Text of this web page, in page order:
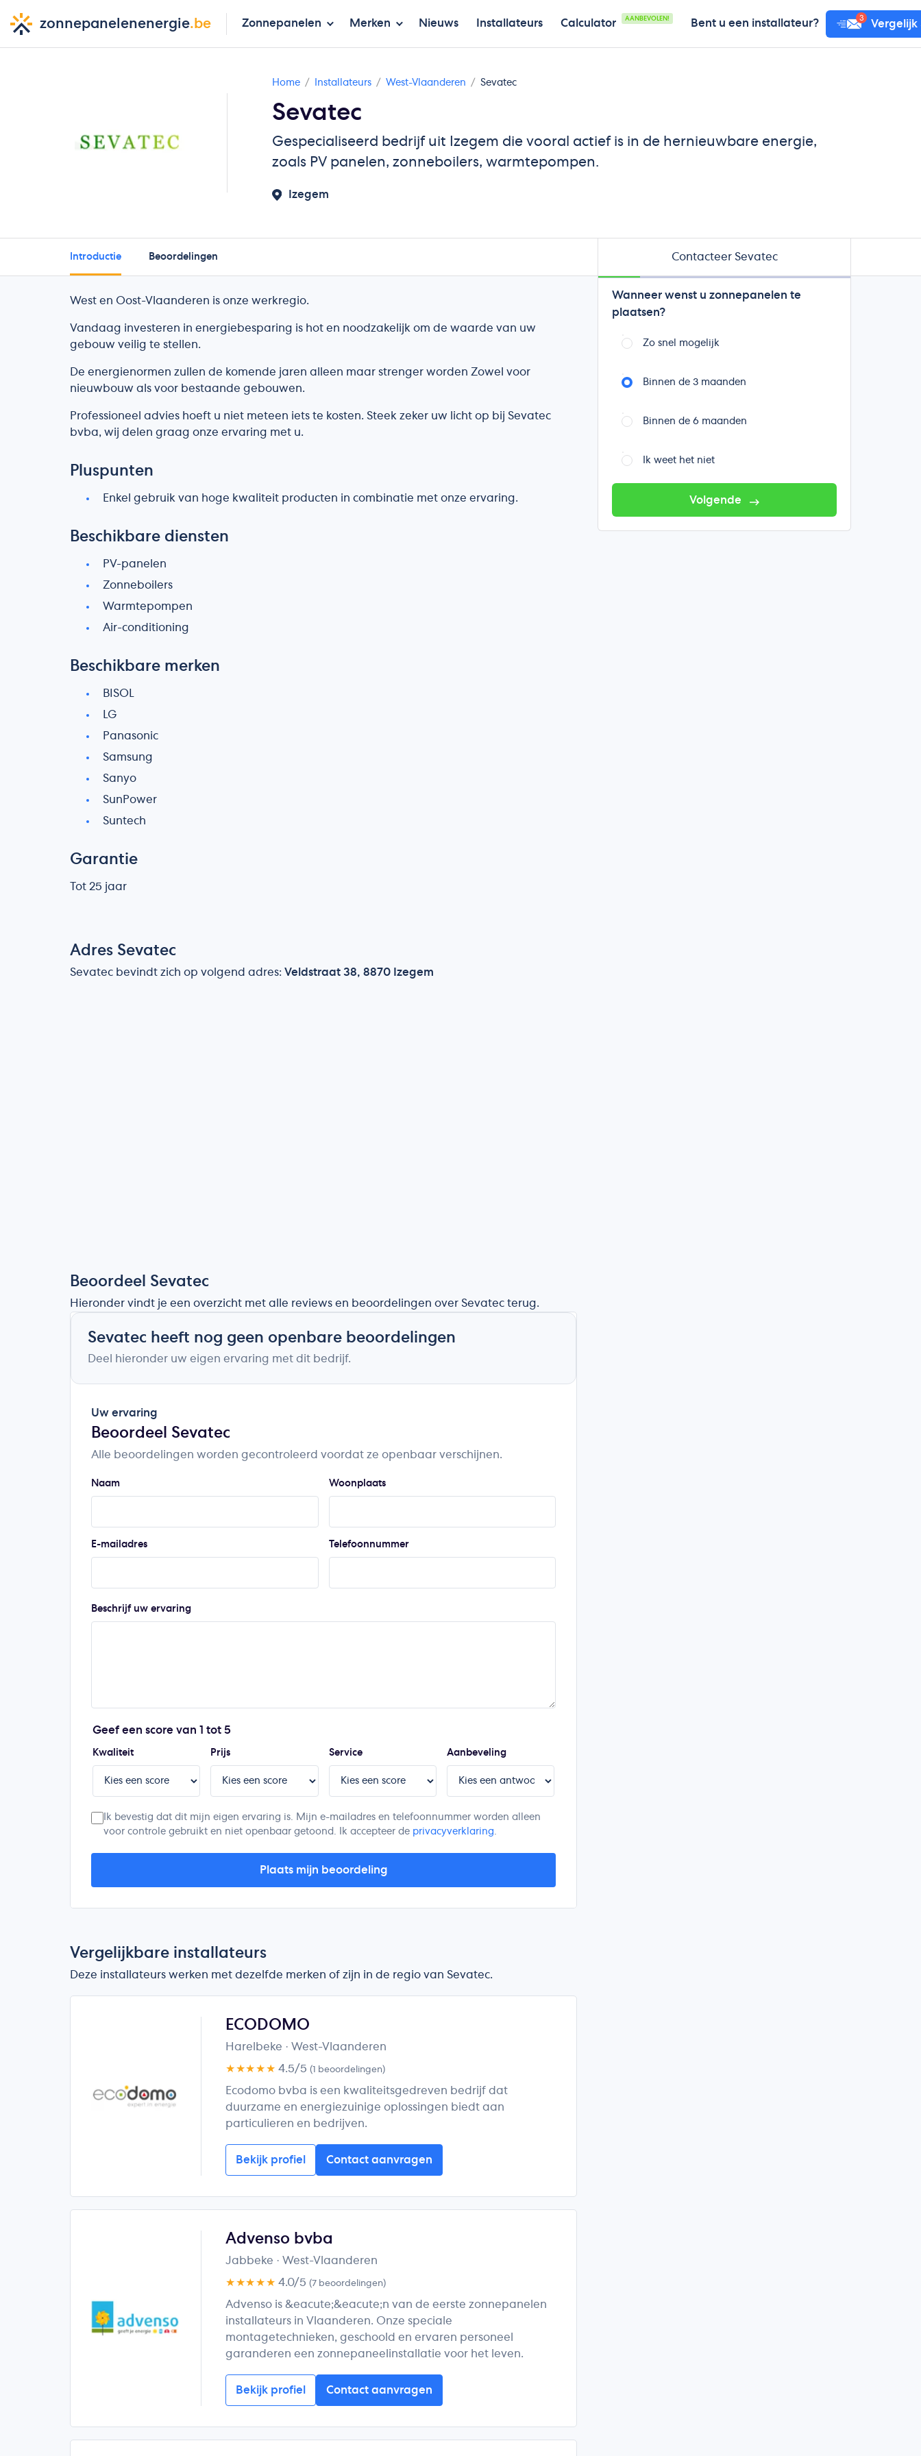
zonnepanelenenergie.be Zonnepanelen Merken Nieuws Installateurs Calculator AANBEVOLEN! Bent u een installateur? Vergelijk
Home Installateurs West-Vlaanderen Sevatec
Sevatec
Gespecialiseerd bedrijf uit Izegem die vooral actief is in de hernieuwbare energie,
zoals PV panelen, zonneboilers, warmtepompen.
Izegem
Introductie Beoordelingen Contacteer Sevatec
West en Oost-Vlaanderen is onze werkregio.
Vandaag investeren in energiebesparing is hot en noodzakelijk om de waarde van uw
gebouw veilig te stellen.
De energienormen zullen de komende jaren alleen maar strenger worden Zowel voor
nieuwbouw als voor bestaande gebouwen.
Professioneel advies hoeft u niet meteen iets te kosten. Steek zeker uw licht op bij Sevatec
bvba, wij delen graag onze ervaring met u.
Pluspunten
Enkel gebruik van hoge kwaliteit producten in combinatie met onze ervaring.
Beschikbare diensten
PV-panelen
Zonneboilers
Warmtepompen
Air-conditioning
Beschikbare merken
BISOL
LG
Panasonic
Samsung
Sanyo
SunPower
Suntech
Garantie
Tot 25 jaar
Adres Sevatec
Sevatec bevindt zich op volgend adres: Veldstraat 38, 8870 Izegem
Beoordeel Sevatec
Hieronder vindt je een overzicht met alle reviews en beoordelingen over Sevatec terug.
Sevatec heeft nog geen openbare beoordelingen
Deel hieronder uw eigen ervaring met dit bedrijf.
Uw ervaring
Beoordeel Sevatec
Alle beoordelingen worden gecontroleerd voordat ze openbaar verschijnen.
Naam Woonplaats
E-mailadres Telefoonnummer
Beschrijf uw ervaring
Geef een score van 1 tot 5
Kwaliteit Prijs Service Aanbeveling
Ik bevestig dat dit mijn eigen ervaring is. Mijn e-mailadres en telefoonnummer worden alleen
voor controle gebruikt en niet openbaar getoond. Ik accepteer de privacyverklaring.
Plaats mijn beoordeling
Vergelijkbare installateurs
Deze installateurs werken met dezelfde merken of zijn in de regio van Sevatec.
ECODOMO
Harelbeke · West-Vlaanderen
★★★★★ 4.5/5(1 beoordelingen)
Ecodomo bvba is een kwaliteitsgedreven bedrijf dat
duurzame en energiezuinige oplossingen biedt aan
particulieren en bedrijven.
Bekijk profiel Contact aanvragen
Advenso bvba
Jabbeke · West-Vlaanderen
★★★★★ 4.0/5(7 beoordelingen)
Advenso is &eacute;&eacute;n van de eerste zonnepanelen
installateurs in Vlaanderen. Onze speciale
montagetechnieken, geschoold en ervaren personeel
garanderen een zonnepaneelinstallatie voor het leven.
Bekijk profiel Contact aanvragen
Wanneer wenst u zonnepanelen te
plaatsen?
Zo snel mogelijk
Binnen de 3 maanden
Binnen de 6 maanden
Ik weet het niet
Volgende